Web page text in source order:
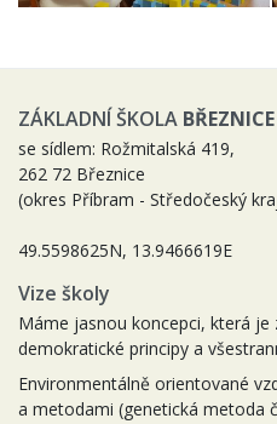
ZÁKLADNÍ ŠKOLA BŘEZNICE
se sídlem: Rožmitalská 419,
262 72 Březnice
(okres Příbram - Středočeský
49.5598625N, 13.9466619E
Vize školy
Máme jasnou koncepci, která
demokratické principy a
Environmentálně orientované
a metodami (genetická metoda